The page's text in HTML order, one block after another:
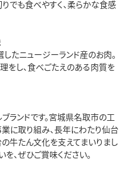
でも食べやすく、柔らかな食感
たニュージーランド産のお肉。
し、食べごたえのある肉質を
ランドです。宮城県名取市の工
に取り組み、長年にわたり仙台
牛たん文化を支えてまいりまし
、ぜひご賞味ください。